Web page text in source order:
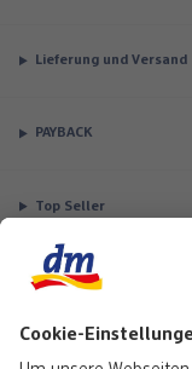
Lieferung und Versand
PAYBACK
Top Seller
Aktuell besonders